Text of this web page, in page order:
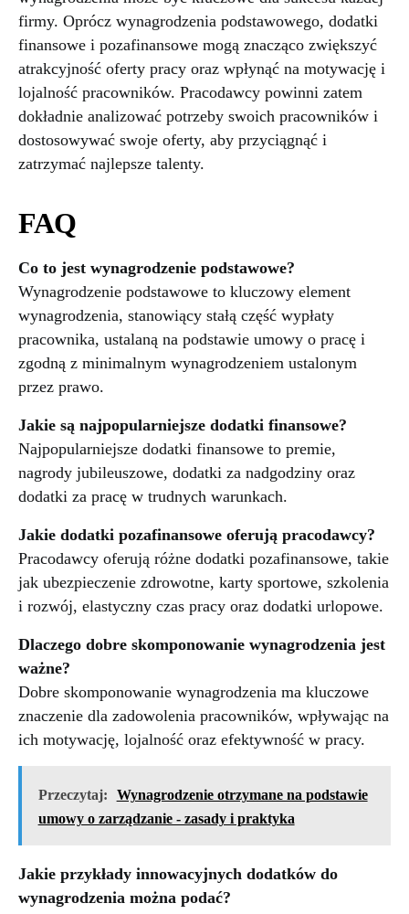
firmy. Oprócz wynagrodzenia podstawowego, dodatki
finansowe i pozafinansowe mogą znacząco zwiększyć
atrakcyjność oferty pracy oraz wpłynąć na motywację i
lojalność pracowników. Pracodawcy powinni zatem
dokładnie analizować potrzeby swoich pracowników i
dostosowywać swoje oferty, aby przyciągnąć i
zatrzymać najlepsze talenty.
FAQ
Co to jest wynagrodzenie podstawowe?
Wynagrodzenie podstawowe to kluczowy element
wynagrodzenia, stanowiący stałą część wypłaty
pracownika, ustalaną na podstawie umowy o pracę i
zgodną z minimalnym wynagrodzeniem ustalonym
przez prawo.
Jakie są najpopularniejsze dodatki finansowe?
Najpopularniejsze dodatki finansowe to premie,
nagrody jubileuszowe, dodatki za nadgodziny oraz
dodatki za pracę w trudnych warunkach.
Jakie dodatki pozafinansowe oferują pracodawcy?
Pracodawcy oferują różne dodatki pozafinansowe, takie
jak ubezpieczenie zdrowotne, karty sportowe, szkolenia
i rozwój, elastyczny czas pracy oraz dodatki urlopowe.
Dlaczego dobre skomponowanie wynagrodzenia jest
ważne?
Dobre skomponowanie wynagrodzenia ma kluczowe
znaczenie dla zadowolenia pracowników, wpływając na
ich motywację, lojalność oraz efektywność w pracy.
Przeczytaj:
Wynagrodzenie otrzymane na podstawie
umowy o zarządzanie - zasady i praktyka
Jakie przykłady innowacyjnych dodatków do
wynagrodzenia można podać?